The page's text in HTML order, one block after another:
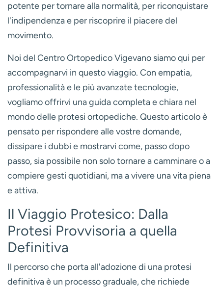
potente per tornare alla normalità, per riconquistare
l'indipendenza e per riscoprire il piacere del
movimento.
Noi del Centro Ortopedico Vigevano siamo qui per
accompagnarvi in questo viaggio. Con empatia,
professionalità e le più avanzate tecnologie,
vogliamo offrirvi una guida completa e chiara nel
mondo delle protesi ortopediche. Questo articolo è
pensato per rispondere alle vostre domande,
dissipare i dubbi e mostrarvi come, passo dopo
passo, sia possibile non solo tornare a camminare o a
compiere gesti quotidiani, ma a vivere una vita piena
e attiva.
Il Viaggio Protesico: Dalla
Protesi Provvisoria a quella
Definitiva
Il percorso che porta all'adozione di una protesi
definitiva è un processo graduale, che richiede